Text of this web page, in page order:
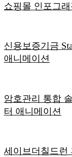
쇼핑몰 인포그
신용보증기금
애니메이션
암호관리 통합
터 애니메이션
세이브더칠드런